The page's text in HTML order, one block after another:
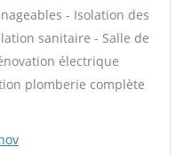
- Isolation des
sanitaire - Salle de
électrique
plomberie complète